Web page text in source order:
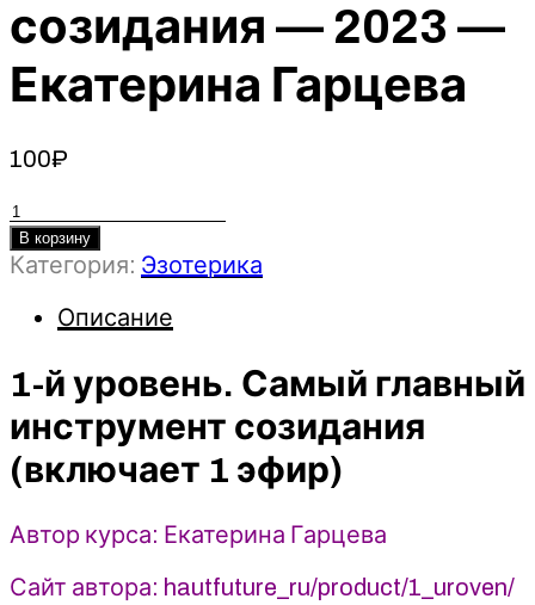
созидания — 2023 —
Екатерина Гарцева
100₽
Количество
товара
1-
уровень.
главный
инструмент
созидания
-
2023
Екатерина
Гарцева
В корзину
Категория: Эзотерика
Описание
1-й уровень. Самый главный
инструмент созидания
(включает 1 эфир)
Автор курса: Екатерина Гарцева
Сайт автора: hautfuture_ru/product/1_uroven/